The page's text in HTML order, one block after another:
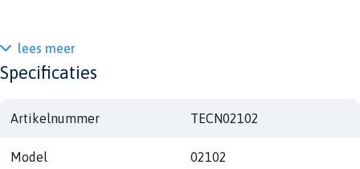
lees meer
Specificaties
Artikelnummer TECN02102
Model 02102